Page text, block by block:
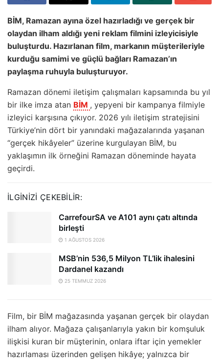
BİM, Ramazan ayına özel hazırladığı ve gerçek bir
olaydan ilham aldığı yeni reklam filmini izleyicisiyle
buluşturdu. Hazırlanan film, markanın müşterileriyle
kurduğu samimi ve güçlü bağları Ramazan’ın
paylaşma ruhuyla buluşturuyor.
Ramazan dönemi iletişim çalışmaları kapsamında bu yıl
bir ilke imza atan BİM , yepyeni bir kampanya filmiyle
izleyici karşısına çıkıyor. 2026 yılı iletişim stratejisini
Türkiye’nin dört bir yanındaki mağazalarında yaşanan
“gerçek hikâyeler” üzerine kurgulayan BİM, bu
yaklaşımın ilk örneğini Ramazan döneminde hayata
geçirdi.
İLGINIZI ÇEKEBILIR:
CarrefourSA ve A101 aynı çatı altında
birleşti
1 AĞUSTOS 2026
MSB’nin 536,5 Milyon TL’lik ihalesini
Dardanel kazandı
25 TEMMUZ 2026
Film, bir BİM mağazasında yaşanan gerçek bir olaydan
ilham alıyor. Mağaza çalışanlarıyla yakın bir komşuluk
ilişkisi kuran bir müşterinin, onlara iftar için yemekler
hazırlaması üzerinden gelişen hikâye; yalnızca bir